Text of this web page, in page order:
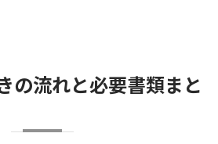
の流れと必要書類まと